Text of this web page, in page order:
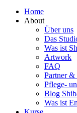
Home
About
Über uns
Das
Was ist
Artwork
FAQ
Partner
Pflege-
Blog
Was ist